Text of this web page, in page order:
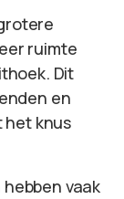
ruimte
Dit
en
het knus
vaak